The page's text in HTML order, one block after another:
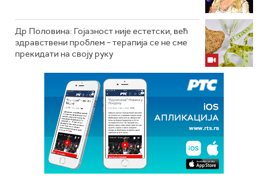
Др Половина: Гојазност није естетски, већ
здравствени проблем – терапија се не сме
прекидати на своју руку